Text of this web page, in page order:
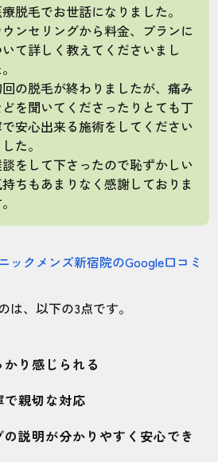
脱毛でお世話になりました。
ウンセリングから料金、プランに
て詳しく教えてくださいまし
の脱毛が終わりましたが、痛み
を聞いてくださったりとても丁
安心出来る施術をしてください
た。
をして下さったので恥ずかしい
ちもあまりなく感謝しておりま
ックメンズ新宿院のGoogle口コミ
は、以下の3点です。
り感じられる
親切な対応
説明が分かりやすく安心でき